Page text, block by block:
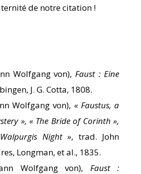
de notre citation !
Wolfgang von),Faust : Eine
J. G. Cotta, 1808.
Wolfgang von), « Faustus, a
», « The Bride of Corinth »,
Night », trad. John
Longman, et al., 1835.
Wolfgang von), Faust :